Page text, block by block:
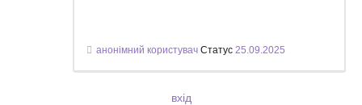
анонімний користувач Статус 25.09.2025
вхід